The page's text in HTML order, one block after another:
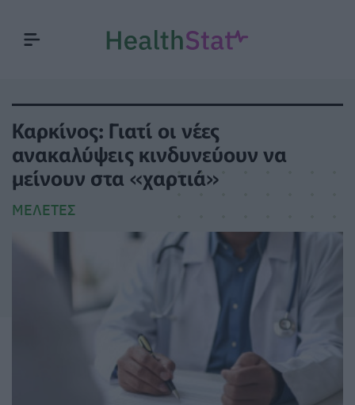
Καρκίνος: Γιατί οι νέες
ανακαλύψεις κινδυνεύουν να
μείνουν στα «χαρτιά»
ΜΕΛΈΤΕΣ